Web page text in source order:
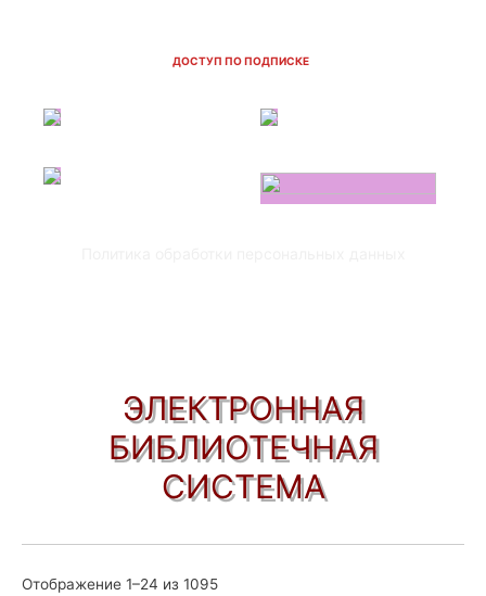
ДОСТУП ПО ПОДПИСКЕ
ЭЛЕКТРОННАЯ
БИБЛИОТЕЧНАЯ
СИСТЕМА
Отображение 1–24 из 1095